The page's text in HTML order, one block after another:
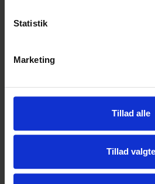
Statistik
Marketing
Tillad alle
Tillad valgte
Vi vurderer ansøgningerne
ansøgningsfristen, hvis vi
med ansøgere til stillingen.
Om virksomheden
I REMA 1000 er vi 14000